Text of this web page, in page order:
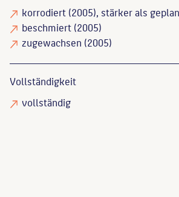
korrodiert(2005), stärker als
beschmiert(2005)
zugewachsen (2005)
Vollständigkeit
vollständig